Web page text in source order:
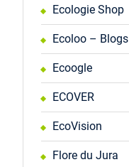
Ecologie Shop
Ecoloo – Blogs
Ecoogle
ECOVER
EcoVision
Flore du Jura